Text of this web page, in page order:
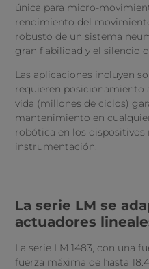
única para micro-
rendimiento del
robusto de un sistema
gran fiabilidad y el silencio
Las aplicaciones incluyen
requieren posicionamiento
vida (millones de ciclos)
mantenimiento en
robótica en los dispositivos
instrumentación.
La serie LM se
actuadores
La serie LM 1483, con una
fuerza máxima de hasta